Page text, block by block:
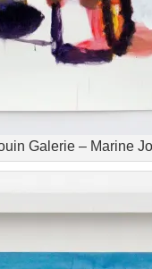
Galerie – Marine